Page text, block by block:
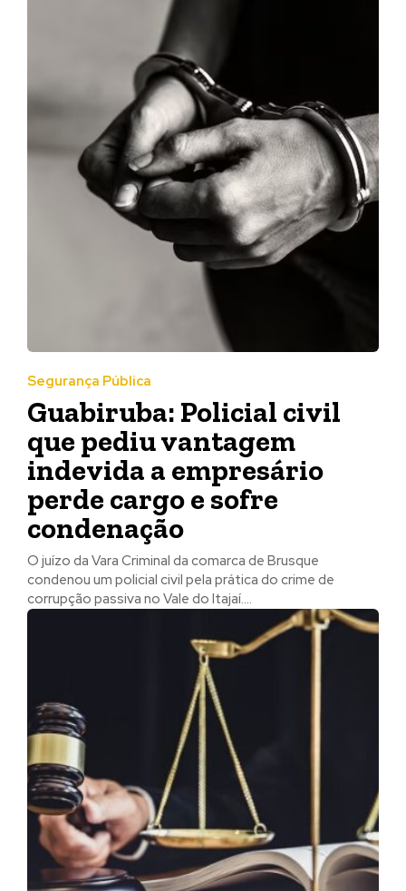
Segurança Pública
Guabiruba: Policial civil
que pediu vantagem
indevida a empresário
perde cargo e sofre
condenação
O juízo da Vara Criminal da comarca de Brusque
condenou um policial civil pela prática do crime de
corrupção passiva no Vale do Itajaí....